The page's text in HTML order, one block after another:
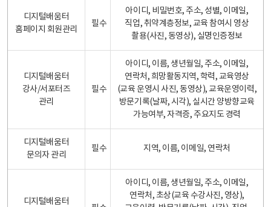
디지털배움터
홈페이지 회원관리
필수
아이디, 비밀번호, 주소, 성별, 이메일,
직업, 취약계층정보, 교육 참여시 영상
촬용(사진, 동영상), 실명인증정보
디지털배움터
강사/서포터즈
관리
필수
아이디, 이름, 생년월일, 주소, 이메일,
연락처, 희망활동지역, 학력, 교육영상
(교육 운영시 사진, 동영상), 교육운영이력,
방문기록(날짜, 시각), 실시간 양방향교육
가능여부, 자격증, 주요지도 경력
디지털배움터
문의자 관리
필수 지역, 이름, 이메일, 연락처
디지털배움터
아이디, 이름, 생년월일, 주소, 이메일,
연락처, 초상(교육 수강사진, 영상),